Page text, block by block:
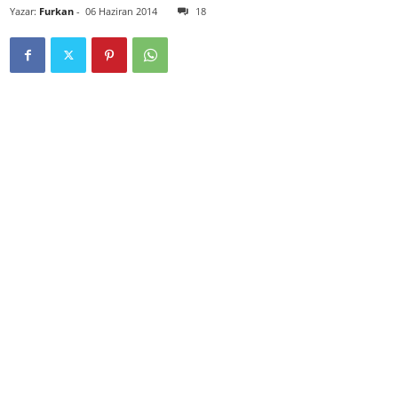
Yazar: Furkan - 06 Haziran 2014 18